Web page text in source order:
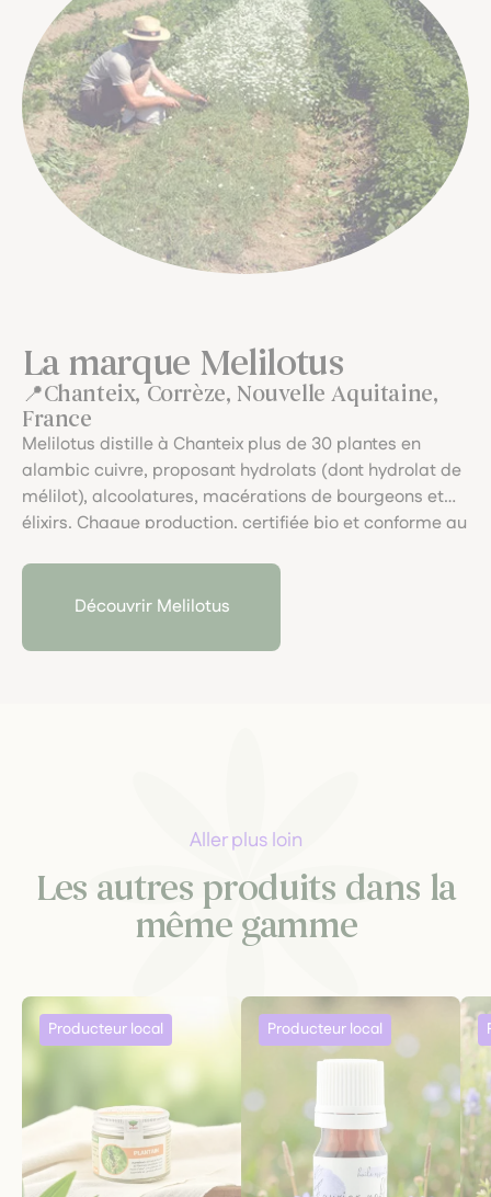
La marque Melilotus
Chanteix, Corrèze, Nouvelle Aquitaine,
France
Melilotus distille à Chanteix plus de 30 plantes en
alambic cuivre, proposant hydrolats (dont hydrolat de
mélilot), alcoolatures, macérations de bourgeons et
élixirs. Chaque production, certifiée bio et conforme au
vibrante et respectueuse du végétal.
Découvrir Melilotus
Aller plus loin
Les autres produits dans la
même gamme